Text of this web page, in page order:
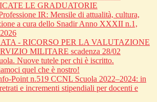
LE GRADUATORIE
IR: Mensile di attualità, cultura,
a cura dello Snadir Anno XXXII n.1,
- RICORSO PER LA VALUTAZIONE
MILITARE scadenza 28/02
Nuove tutele per chi è iscritto.
quel che è nostro!
Point n.519 CCNL Scuola 2022–2024: in
e incrementi stipendiali per docenti e